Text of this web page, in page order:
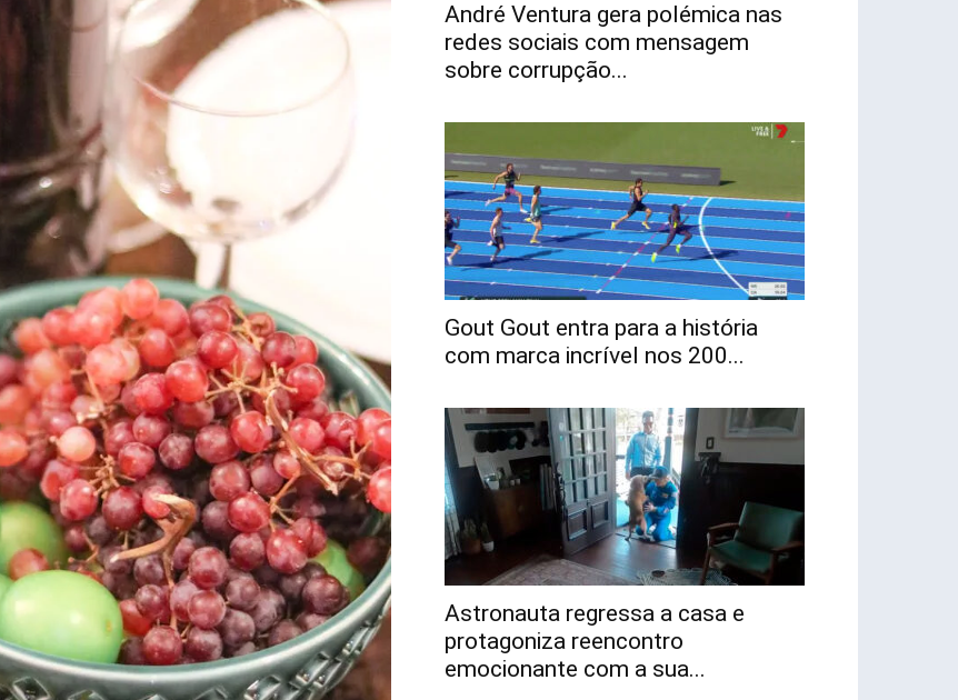
André Ventura gera polémica nas
redes sociais com mensagem
sobre corrupção...
Gout Gout entra para a história
com marca incrível nos 200...
Astronauta regressa a casa e
protagoniza reencontro
emocionante com a sua...